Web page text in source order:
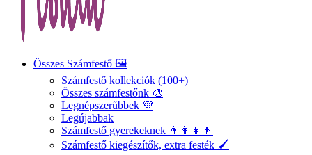
Összes Számfestő 🖼️
Számfestő kollekciók (100+)
Összes számfestőnk 🎨
Legnépszerűbbek 💜
Legújabbak
Számfestő gyerekeknek 👨‍👩‍👧‍👦
Számfestő kiegészítők, extra festék 🖌️